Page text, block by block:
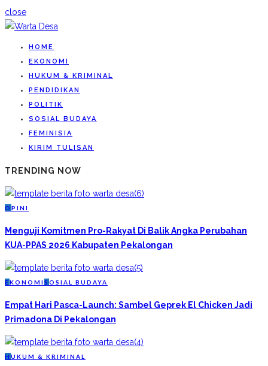
close
HOME
EKONOMI
HUKUM & KRIMINAL
PENDIDIKAN
POLITIK
SOSIAL BUDAYA
FEMINISIA
KIRIM TULISAN
TRENDING NOW
O PINI
Menguji Komitmen Pro-Rakyat Di Balik Angka Perubahan
KUA-PPAS 2026 Kabupaten Pekalongan
EKONOMI S OSIAL BUDAYA
Empat Hari Pasca-Launch: Sambel Geprek El Chicken Jadi
Primadona Di Pekalongan
H UKUM & KRIMINAL